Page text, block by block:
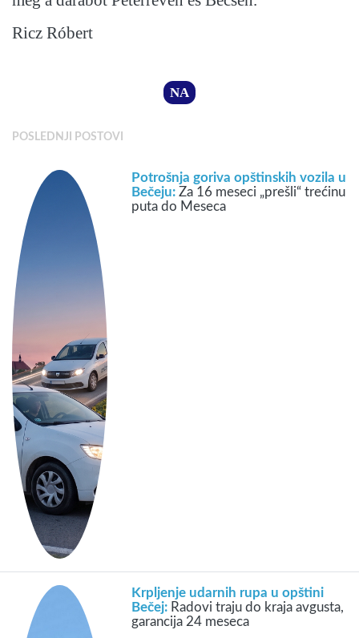
Ricz Róbert
NA
POSLEDNJI POSTOVI
Potrošnja goriva opštinskih vozila u
Bečeju:Za 16 meseci „prešli“ trećinu
puta do Meseca
Krpljenje udarnih rupa u opštini
Bečej: Radovi traju do kraja avgusta,
garancija 24 meseca